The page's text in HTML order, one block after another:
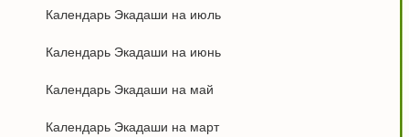
Календарь Экадаши на июль
Календарь Экадаши на июнь
Календарь Экадаши на май
Календарь Экадаши на март